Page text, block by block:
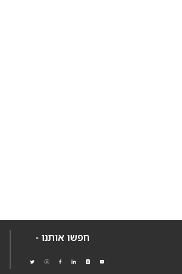
חפשו אותנו -